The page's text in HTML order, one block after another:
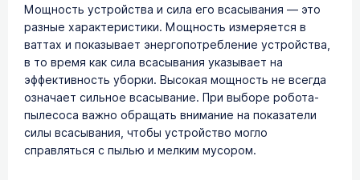
Мощность устройства и сила его всасывания — это
разные характеристики. Мощность измеряется в
ваттах и показывает энергопотребление устройства,
в то время как сила всасывания указывает на
эффективность уборки. Высокая мощность не всегда
означает сильное всасывание. При выборе робота-
пылесоса важно обращать внимание на показатели
силы всасывания, чтобы устройство могло
справляться с пылью и мелким мусором.